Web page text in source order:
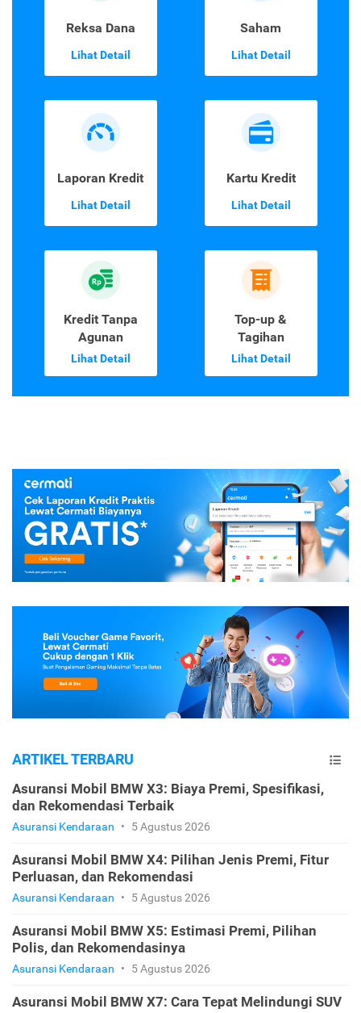
Reksa Dana
Lihat Detail
Saham
Lihat Detail
Laporan Kredit
Lihat Detail
Kartu Kredit
Lihat Detail
Kredit Tanpa
Agunan
Lihat Detail
Top-up &
Tagihan
Lihat Detail
ARTIKEL TERBARU
Asuransi Mobil BMW X3: Biaya Premi, Spesifikasi,
dan Rekomendasi Terbaik
Asuransi Kendaraan • 5 Agustus 2026
Asuransi Mobil BMW X4: Pilihan Jenis Premi, Fitur
Perluasan, dan Rekomendasi
Asuransi Kendaraan • 5 Agustus 2026
Asuransi Mobil BMW X5: Estimasi Premi, Pilihan
Polis, dan Rekomendasinya
Asuransi Kendaraan • 5 Agustus 2026
Asuransi Mobil BMW X7: Cara Tepat Melindungi SUV